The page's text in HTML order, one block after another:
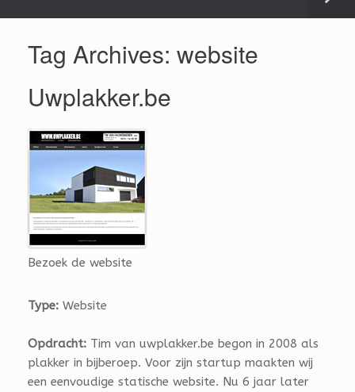
Tag Archives: website
Uwplakker.be
Bezoek de website
Type: Website
Opdracht: Tim van uwplakker.be begon in 2008 als
plakker in bijberoep. Voor zijn startup maakten wij
een eenvoudige statische website. Nu 6 jaar later